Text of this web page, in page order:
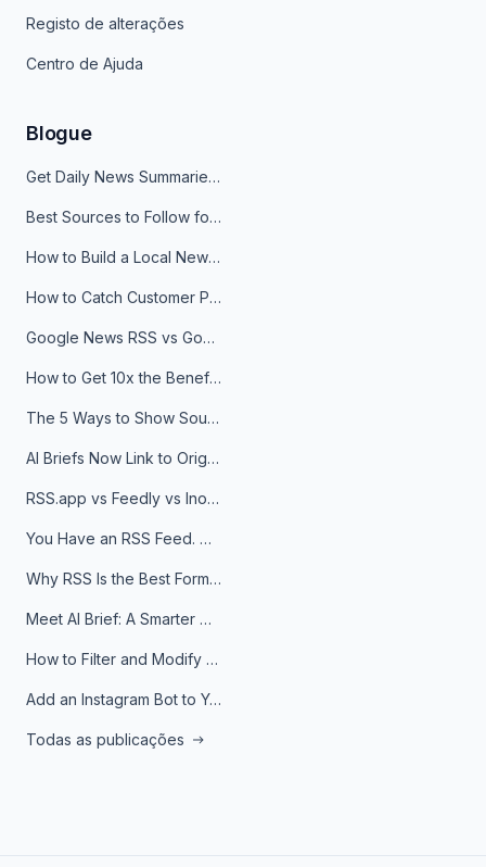
Registo de alterações
Centro de Ajuda
Blogue
Get Daily News Summaries About Any Topic in Telegram, Discord, Slack, and Email
Best Sources to Follow for Crypto News in Your Reader (2026)
How to Build a Local News Hub That Updates Itself
How to Catch Customer Problems Before They Become Support Tickets
Google News RSS vs Google Alerts: Which Is Better for News Monitoring?
How to Get 10x the Benefits of Google Alerts
The 5 Ways to Show Sources in Your AI Brief, And When to Use Each
AI Briefs Now Link to Original Sources. Here's Why It Matters
RSS.app vs Feedly vs Inoreader: Which One Is Actually Right for You?
You Have an RSS Feed. Now What?
Why RSS Is the Best Format for AI Agents in 2026
Meet AI Brief: A Smarter Way to Stay on Top of Information
How to Filter and Modify RSS Feeds
Add an Instagram Bot to Your Telegram Channel, Group, or Topic
Todas as publicações